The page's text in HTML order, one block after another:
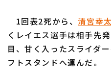
オリックス・バファ
福岡ソフトバンクホ
1回表2死から、 清宮幸
くレイエス選手は相手先発
目、甘く入ったスライダ
フトスタンドへ運んだ。